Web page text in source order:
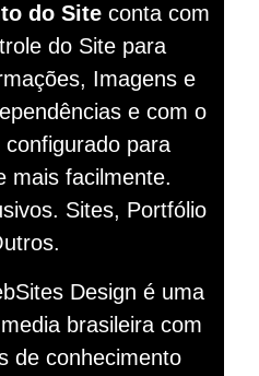
do Siteconta com
do Site para
Imagens e
e com o
configurado para
mais facilmente.
Sites, Portfólio
Design é uma
brasileira com
de conhecimento